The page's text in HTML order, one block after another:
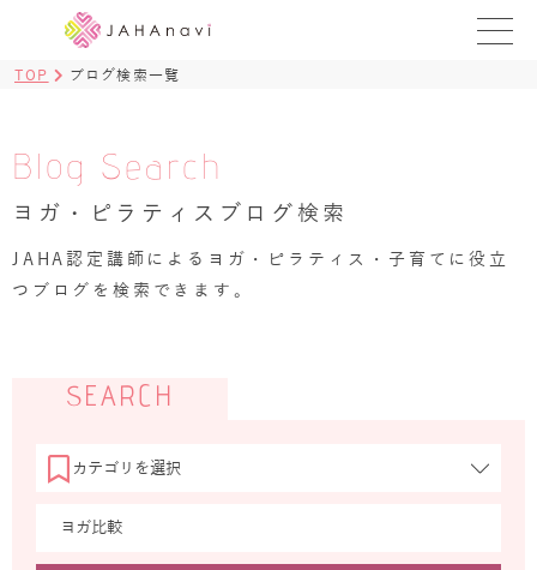
BLOG
ヨガ資格講座 ›
TOP ブログ検索一覧
Blog Search
ヨガ・ピラティスブログ検索
JAHA認定講師によるヨガ・ピラティス・子育てに役立
つブログを検索できます。
SEARCH